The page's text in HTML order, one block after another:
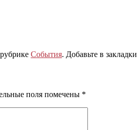
События. Добавьте в закладки
поля помечены *